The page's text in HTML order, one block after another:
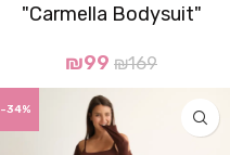
"Carmella Bodysuit"
₪169
₪99
-34%